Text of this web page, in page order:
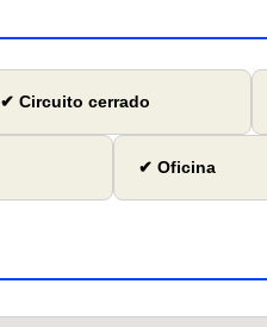
✔ Circuito cerrado
✔ Oficina